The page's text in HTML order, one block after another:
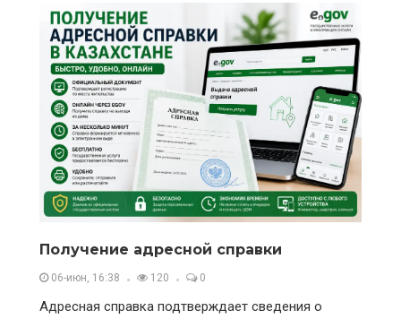
Получение адресной справки
06-июн, 16:38 120 0
Адресная справка подтверждает сведения о